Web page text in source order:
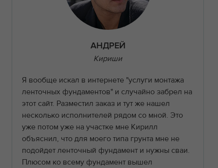
АНДРЕЙ
Кириши
Я вообще искал в интернете "услуги монтажа
ленточных фундаментов" и случайно забрел на
этот сайт. Разместил заказ и тут же нашел
несколько исполнителей рядом со мной. Это
уже потом уже на участке мне Кирилл
объяснил, что для моего типа грунта мне не
подойдет ленточный фундамент и нужны сваи.
Плюсом ко всему фундамент вышел